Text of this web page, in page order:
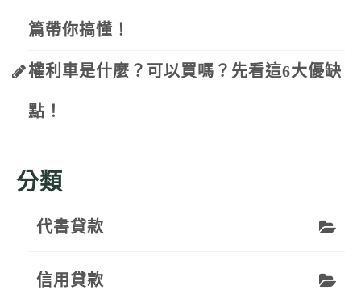
篇帶你搞懂！
權利車是什麼？可以買嗎？先看這6大優缺
點！
分類
代書貸款
信用貸款